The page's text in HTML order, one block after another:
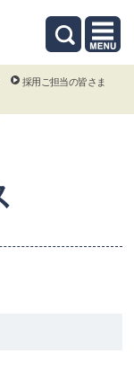
採用ご担当の皆さま